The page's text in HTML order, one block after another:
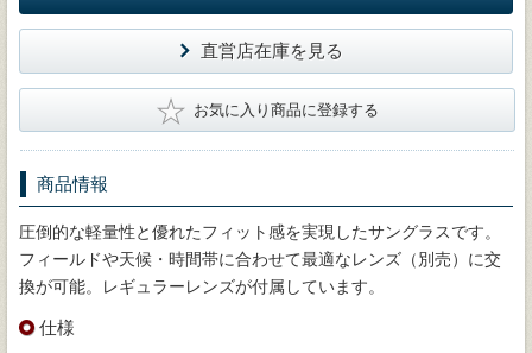
直営店在庫を見る
★ お気に入り商品に登録する
商品情報
圧倒的な軽量性と優れたフィット感を実現したサングラスです。
フィールドや天候・時間帯に合わせて最適なレンズ（別売）に交
換が可能。レギュラーレンズが付属しています。
仕様